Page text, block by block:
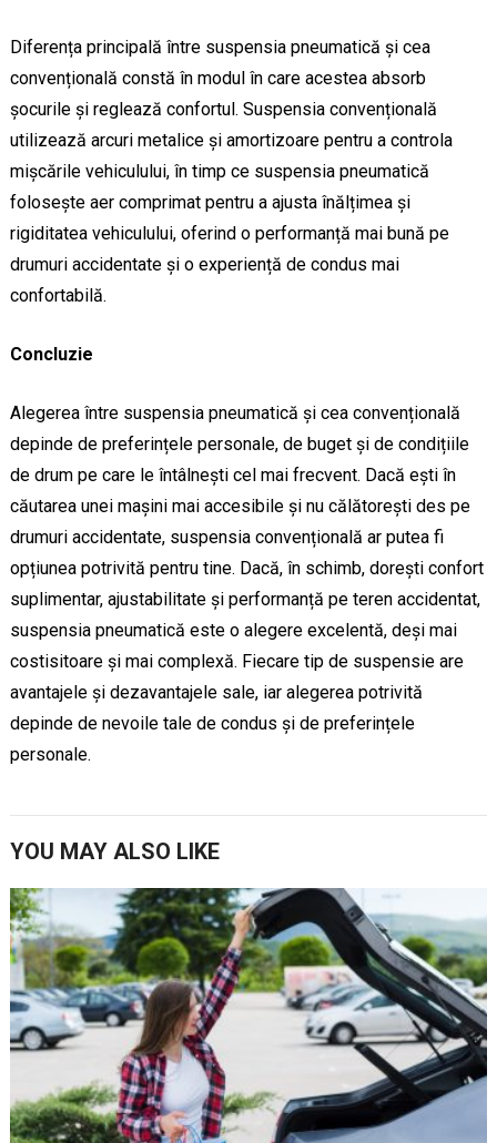
Diferența principală între suspensia pneumatică și cea
convențională constă în modul în care acestea absorb
șocurile și reglează confortul. Suspensia convențională
utilizează arcuri metalice și amortizoare pentru a controla
mișcările vehiculului, în timp ce suspensia pneumatică
folosește aer comprimat pentru a ajusta înălțimea și
rigiditatea vehiculului, oferind o performanță mai bună pe
drumuri accidentate și o experiență de condus mai
confortabilă.
Concluzie
Alegerea între suspensia pneumatică și cea convențională
depinde de preferințele personale, de buget și de condițiile
de drum pe care le întâlnești cel mai frecvent. Dacă ești în
căutarea unei mașini mai accesibile și nu călătorești des pe
drumuri accidentate, suspensia convențională ar putea fi
opțiunea potrivită pentru tine. Dacă, în schimb, dorești confort
suplimentar, ajustabilitate și performanță pe teren accidentat,
suspensia pneumatică este o alegere excelentă, deși mai
costisitoare și mai complexă. Fiecare tip de suspensie are
avantajele și dezavantajele sale, iar alegerea potrivită
depinde de nevoile tale de condus și de preferințele
personale.
YOU MAY ALSO LIKE